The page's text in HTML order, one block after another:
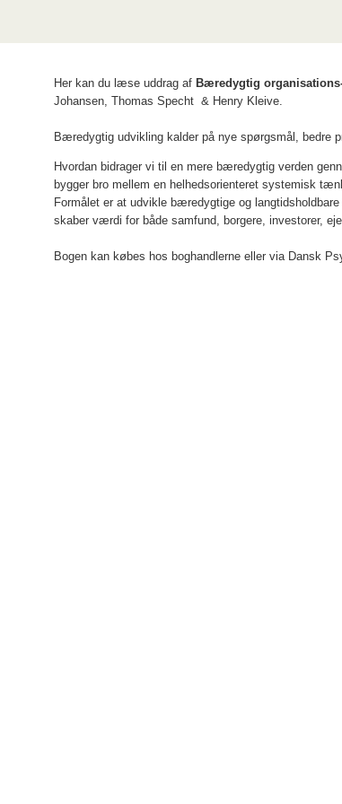
Her kan du læse uddrag af Bæredygtig
Johansen, Thomas Specht & Henry Kleive.
Bæredygtig udvikling kalder på nye spørgsmål, bedre
Hvordan bidrager vi til en mere bæredygtig verden
bygger bro mellem en helhedsorienteret systemisk
Formålet er at udvikle bæredygtige og
skaber værdi for både samfund, borgere, investorer,
Bogen kan købes hos boghandlerne eller via Dansk